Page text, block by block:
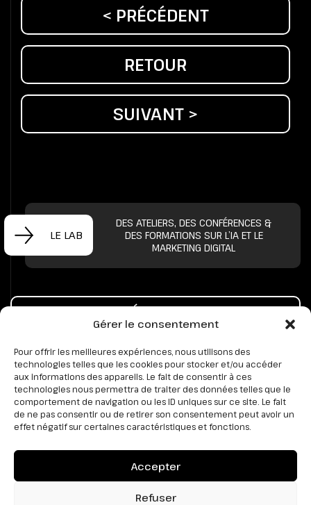
Gérer le consentement
Pour offrir les meilleures expériences, nous utilisons des
technologies telles que les cookies pour stocker et/ou accéder
aux informations des appareils. Le fait de consentir à ces
technologies nous permettra de traiter des données telles que le
comportement de navigation ou les ID uniques sur ce site. Le fait
de ne pas consentir ou de retirer son consentement peut avoir un
effet négatif sur certaines caractéristiques et fonctions.
Accepter
Refuser
< PRÉCÉDENT
RETOUR
SUIVANT >
LE LAB
DES ATELIERS, DES CONFÉRENCES &
DES FORMATIONS SUR L’IA ET LE
MARKETING DIGITAL
PRENONS UN CAFÉ POUR PARLER DE VOTRE
PROJET
8 Rue du Baronnet, 74000 ANNECY (Bureau)
20 avenue de la Mandallaz 74000 ANNECY (Siège)